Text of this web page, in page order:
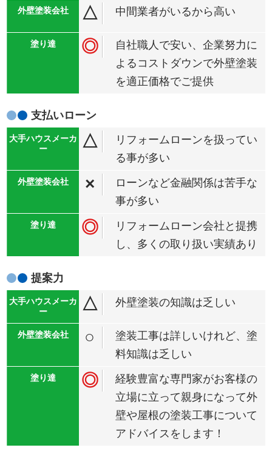
△ 中間業者がいるから高い
◎
自社職人で安い、企業努力に
よるコストダウンで外壁塗装
を適正価格でご提供
支払いローン
△
リフォームローンを扱ってい
る事が多い
×
ローンなど金融関係は苦手な
事が多い
◎
リフォームローン会社と提携
し、多くの取り扱い実績あり
提案力
△ 外壁塗装の知識は乏しい
○
塗装工事は詳しいけれど、塗
料知識は乏しい
◎
経験豊富な専門家がお客様の
立場に立って親身になって外
壁や屋根の塗装工事について
アドバイスをします！